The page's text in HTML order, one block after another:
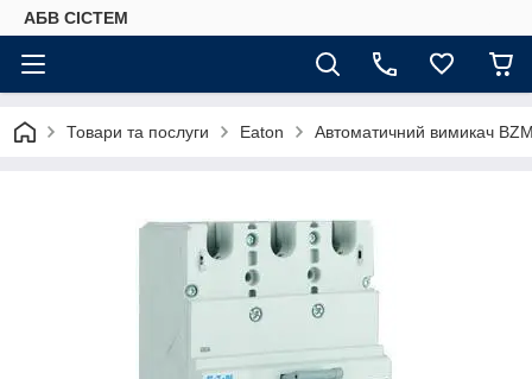
АБВ СІСТЕМ
Товари та послуги Eaton Автоматичний вимикач